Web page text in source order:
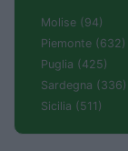
Molise (94)
Piemonte (632)
Puglia (425)
Sardegna (336)
Sicilia (511)